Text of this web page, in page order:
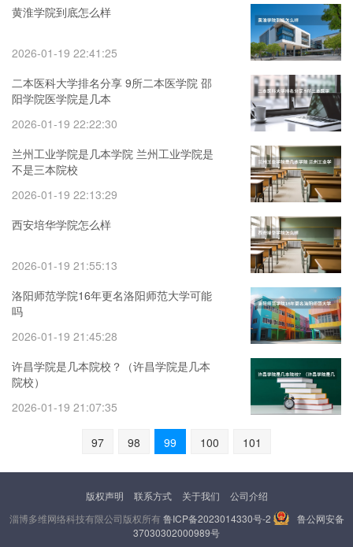
黄淮学院到底怎么样
2026-01-19 22:41:25
二本医科大学排名分享 9所二本医学院 邵
阳学院医学院是几本
2026-01-19 22:22:30
兰州工业学院是几本学院 兰州工业学院是
不是三本院校
2026-01-19 22:13:29
西安培华学院怎么样
2026-01-19 21:55:13
洛阳师范学院16年更名洛阳师范大学可能
吗
2026-01-19 21:45:28
许昌学院是几本院校？（许昌学院是几本
院校）
2026-01-19 21:07:35
97 98 99 100 101
版权声明 联系方式 关于我们
公司介绍
淄博多维网络科技有限公司版权所有鲁ICP备2023014330号-2
鲁公网安备
37030302000989号